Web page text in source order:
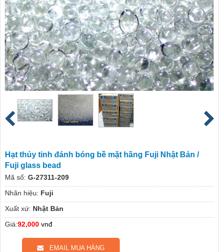
Hạt thủy tinh đánh bóng bề mặt hãng Fuji Nhật Bản /
Fuji glass bead
Mã số: G-27311-209
Nhãn hiệu: Fuji
Xuất xứ: Nhật Bản
Giá:92,000 vnđ
EMAIL MUA HÀNG